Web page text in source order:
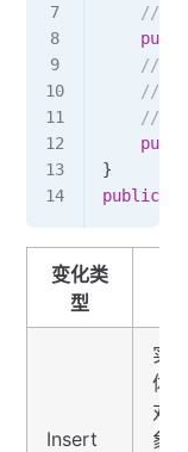
    ///
    ///
///
    ///
}
public
变化类
型
Insert
实
体
对
象